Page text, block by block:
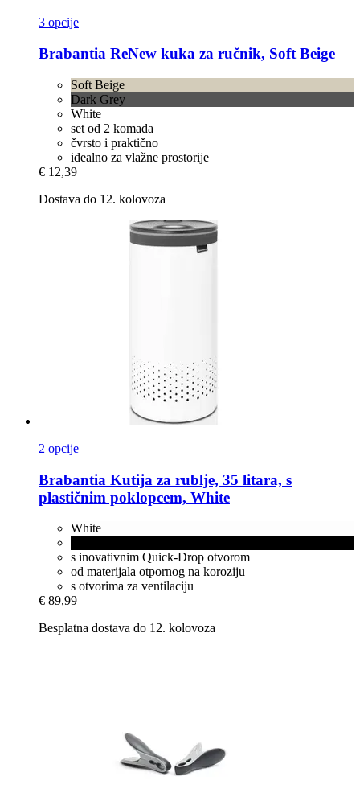
3 opcije
Brabantia ReNew kuka za ručnik, Soft Beige
Soft Beige
Dark Grey
White
set od 2 komada
čvrsto i praktično
idealno za vlažne prostorije
€ 12,39
Dostava do 12. kolovoza
2 opcije
Brabantia Kutija za rublje, 35 litara, s
plastičnim poklopcem, White
White
s inovativnim Quick-Drop otvorom
od materijala otpornog na koroziju
s otvorima za ventilaciju
€ 89,99
Besplatna dostava do 12. kolovoza